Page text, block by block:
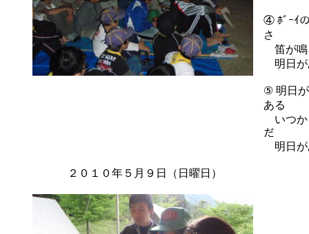
④ ﾎﾞｰｲ
さ
笛が鳴
明日が
⑤ 明日
ある
いつか
だ
明日が
２０１０年５月９日（日曜日）